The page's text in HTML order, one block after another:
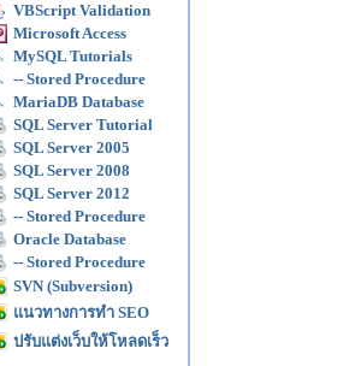
VBScript Validation
Microsoft Access
MySQL Tutorials
-- Stored Procedure
MariaDB Database
SQL Server Tutorial
SQL Server 2005
SQL Server 2008
SQL Server 2012
-- Stored Procedure
Oracle Database
-- Stored Procedure
SVN (Subversion)
แนวทางการทำ SEO
ปรับแต่งเว็บให้โหลดเร็ว